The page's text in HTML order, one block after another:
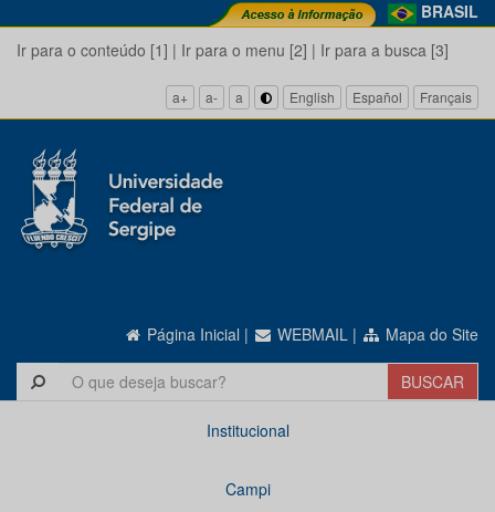
BRASIL
Ir para o conteúdo [1] | Ir para o menu [2] | Ir para a busca [3]
a+ a- a English Español Français
Página Inicial | WEBMAIL | Mapa do Site
Institucional
Campi